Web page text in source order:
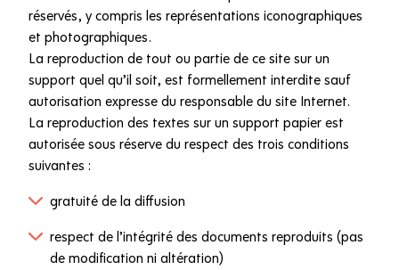
réservés, y compris les représentations iconographiques
et photographiques.
La reproduction de tout ou partie de ce site sur un
support quel qu’il soit, est formellement interdite sauf
autorisation expresse du responsable du site Internet.
La reproduction des textes sur un support papier est
autorisée sous réserve du respect des trois conditions
suivantes :
gratuité de la diffusion
respect de l’intégrité des documents reproduits (pas
de modification ni altération)